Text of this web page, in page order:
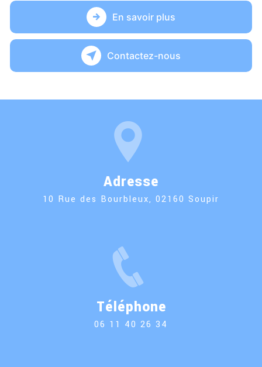
En savoir plus
Contactez-nous
Adresse
10 Rue des Bourbleux, 02160 Soupir
Téléphone
06 11 40 26 34